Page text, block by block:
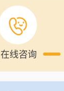
在线咨询